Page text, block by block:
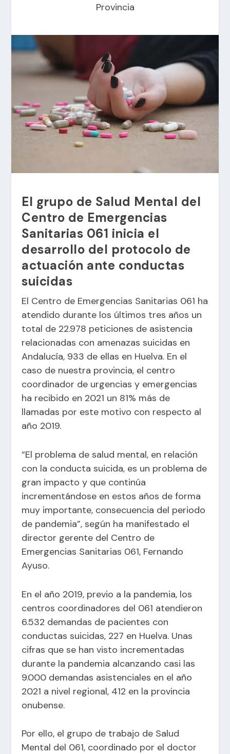
Provincia
El grupo de Salud Mental del
Centro de Emergencias
Sanitarias 061 inicia el
desarrollo del protocolo de
actuación ante conductas
suicidas
El Centro de Emergencias Sanitarias 061 ha
atendido durante los últimos tres años un
total de 22.978 peticiones de asistencia
relacionadas con amenazas suicidas en
Andalucía, 933 de ellas en Huelva. En el
caso de nuestra provincia, el centro
coordinador de urgencias y emergencias
ha recibido en 2021 un 81% más de
llamadas por este motivo con respecto al
año 2019.
“El problema de salud mental, en relación
con la conducta suicida, es un problema de
gran impacto y que continúa
incrementándose en estos años de forma
muy importante, consecuencia del periodo
de pandemia”, según ha manifestado el
director gerente del Centro de
Emergencias Sanitarias 061, Fernando
Ayuso.
En el año 2019, previo a la pandemia, los
centros coordinadores del 061 atendieron
6.532 demandas de pacientes con
conductas suicidas, 227 en Huelva. Unas
cifras que se han visto incrementadas
durante la pandemia alcanzando casi las
9.000 demandas asistenciales en el año
2021 a nivel regional, 412 en la provincia
onubense.
Por ello, el grupo de trabajo de Salud
Mental del 061, coordinado por el doctor